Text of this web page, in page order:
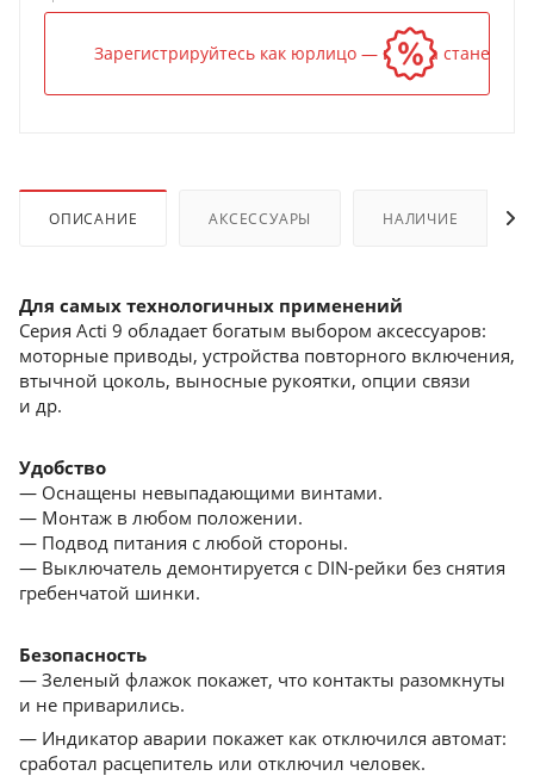
Зарегистрируйтесь как юрлицо — и цена станет
ОПИСАНИЕ АКСЕССУАРЫ НАЛИЧИЕ
Для самых технологичных применений
Серия Acti 9 обладает богатым выбором аксессуаров:
моторные приводы, устройства повторного включения,
втычной цоколь, выносные рукоятки, опции связи
и др.
Удобство
— Оснащены невыпадающими винтами.
— Монтаж в любом положении.
— Подвод питания с любой стороны.
— Выключатель демонтируется с DIN-рейки без снятия
гребенчатой шинки.
Безопасность
— Зеленый флажок покажет, что контакты разомкнуты
и не приварились.
— Индикатор аварии покажет как отключился автомат:
сработал расцепитель или отключил человек.